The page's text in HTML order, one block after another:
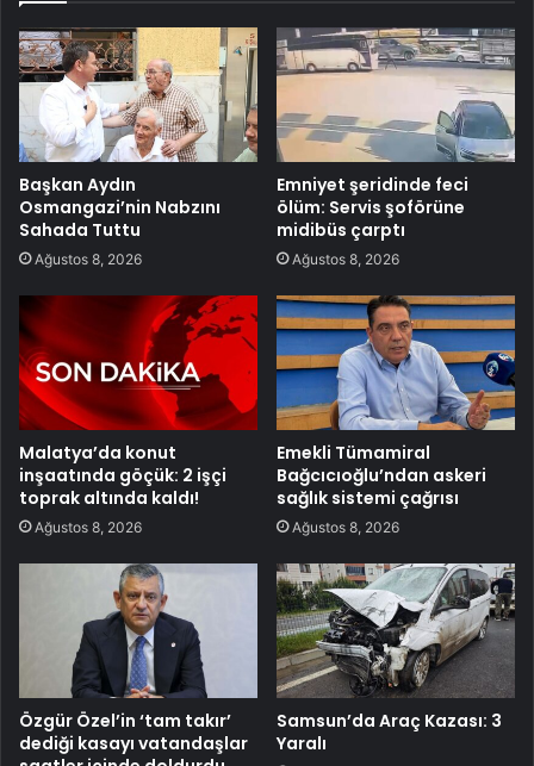
Başkan Aydın
Osmangazi’nin Nabzını
Sahada Tuttu
Ağustos 8, 2026
Emniyet şeridinde feci
ölüm: Servis şoförüne
midibüs çarptı
Ağustos 8, 2026
Malatya’da konut
inşaatında göçük: 2 işçi
toprak altında kaldı!
Ağustos 8, 2026
Emekli Tümamiral
Bağcıcıoğlu’ndan askeri
sağlık sistemi çağrısı
Ağustos 8, 2026
Özgür Özel’in ‘tam takır’
dediği kasayı vatandaşlar
Samsun’da Araç Kazası: 3
Yaralı